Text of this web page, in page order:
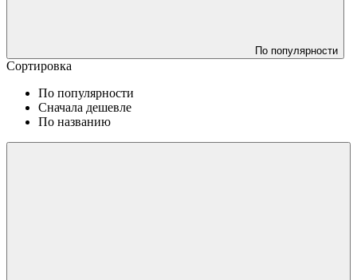
По популярности
Сортировка
По популярности
Сначала дешевле
По названию